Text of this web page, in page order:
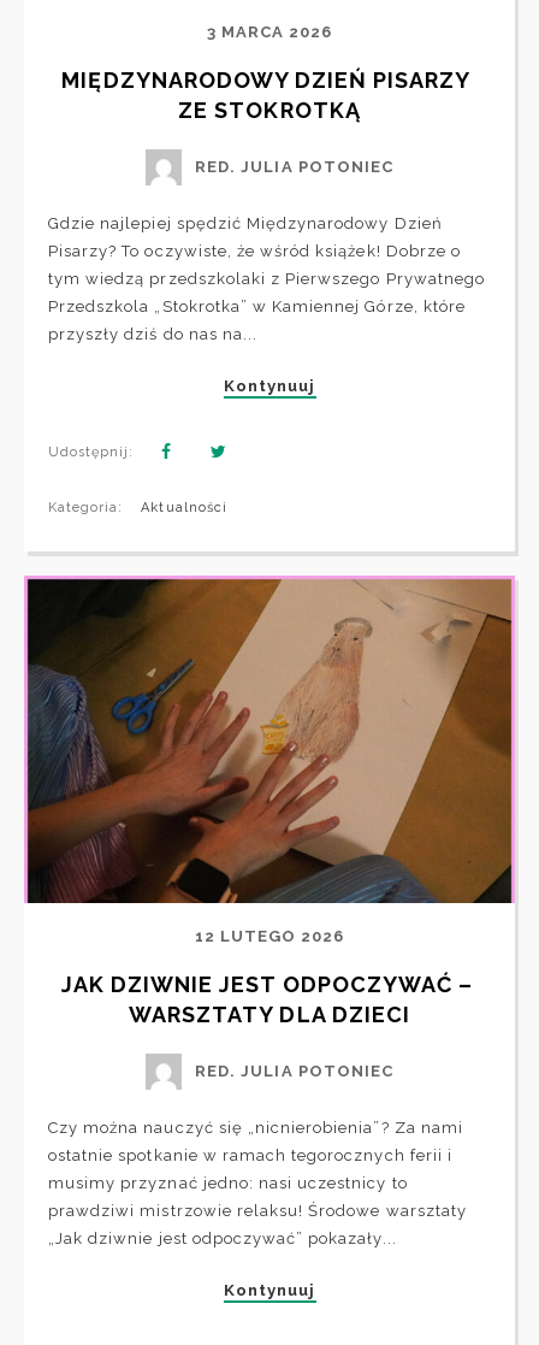
3 MARCA 2026
MIĘDZYNARODOWY DZIEŃ PISARZY
ZE STOKROTKĄ
RED. JULIA POTONIEC
Gdzie najlepiej spędzić Międzynarodowy Dzień
Pisarzy? To oczywiste, że wśród książek! Dobrze o
tym wiedzą przedszkolaki z Pierwszego Prywatnego
Przedszkola „Stokrotka” w Kamiennej Górze, które
przyszły dziś do nas na...
Kontynuuj
Udostępnij:
Kategoria: Aktualności
12 LUTEGO 2026
JAK DZIWNIE JEST ODPOCZYWAĆ –
WARSZTATY DLA DZIECI
RED. JULIA POTONIEC
Czy można nauczyć się „nicnierobienia”? Za nami
ostatnie spotkanie w ramach tegorocznych ferii i
musimy przyznać jedno: nasi uczestnicy to
prawdziwi mistrzowie relaksu! Środowe warsztaty
„Jak dziwnie jest odpoczywać” pokazały...
Kontynuuj